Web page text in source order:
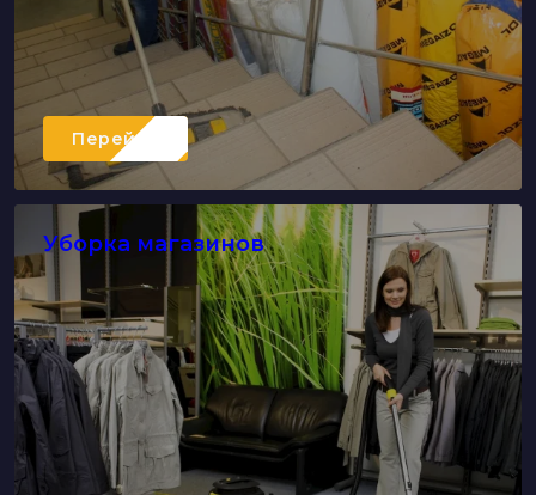
Перейти
Уборка магазинов